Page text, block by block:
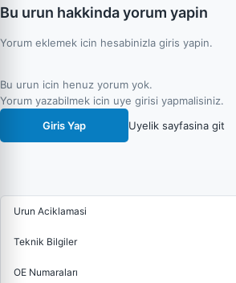
Bu urun hakkinda yorum yapin
Yorum eklemek icin hesabinizla giris yapin.
Bu urun icin henuz yorum yok.
Yorum yazabilmek icin uye girisi yapmalisiniz.
Giris Yap
Uyelik sayfasina git
Urun Aciklamasi
Teknik Bilgiler
OE Numaraları